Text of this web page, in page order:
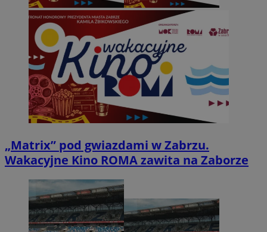
„Matrix” pod gwiazdami w Zabrzu.
Wakacyjne Kino ROMA zawita na Zaborze